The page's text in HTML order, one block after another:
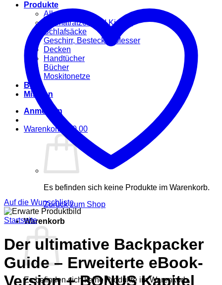
Produkte
Alle Produkte
Luftmatratzen und Kissen
Schlafsäcke
Geschirr, Besteck & Messer
Decken
Handtücher
Bücher
Moskitonetze
Blog
Mission
Anmelden
Warenkorb / 0,00
Es befinden sich keine Produkte im Warenkorb.
Zurück zum Shop
Warenkorb
Es befinden sich keine Produkte im Warenkorb.
Auf die Wunschliste
Startseite
Der ultimative Backpacker
Guide – Erweiterte eBook-
Version + BONUS Kapitel